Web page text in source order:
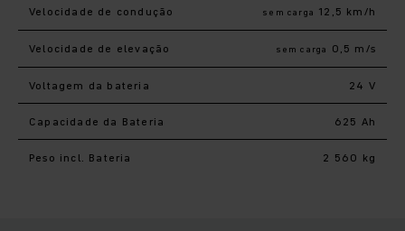
Velocidade de condução sem carga 12,5 km/h
Velocidade de elevação sem carga 0,5 m/s
Voltagem da bateria 24 V
Capacidade da Bateria 625 Ah
Peso incl. Bateria 2 560 kg